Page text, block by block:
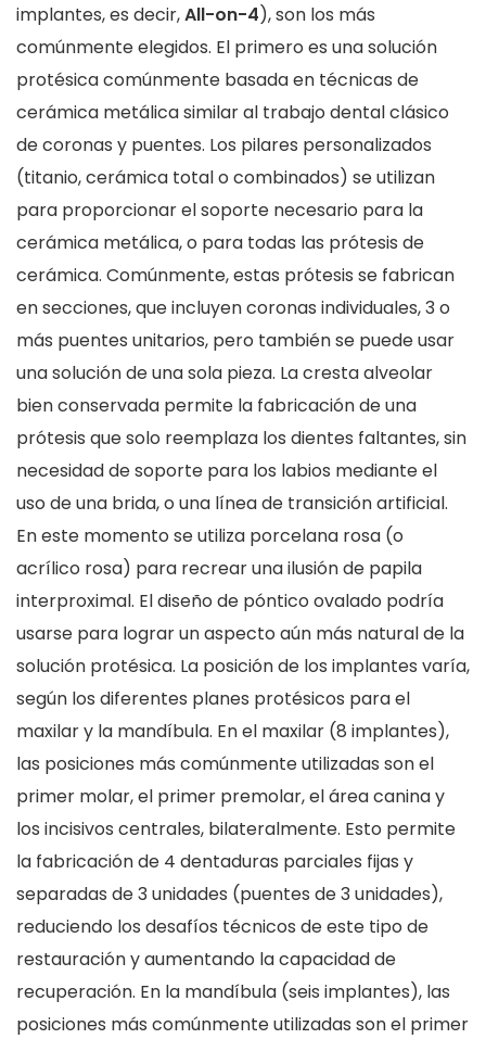
implantes, es decir,All-on-4), son los más
comúnmente elegidos. El primero es una solución
protésica comúnmente basada en técnicas de
cerámica metálica similar al trabajo dental clásico
de coronas y puentes. Los pilares personalizados
(titanio, cerámica total o combinados) se utilizan
para proporcionar el soporte necesario para la
cerámica metálica, o para todas las prótesis de
cerámica. Comúnmente, estas prótesis se fabrican
en secciones, que incluyen coronas individuales, 3 o
más puentes unitarios, pero también se puede usar
una solución de una sola pieza. La cresta alveolar
bien conservada permite la fabricación de una
prótesis que solo reemplaza los dientes faltantes, sin
necesidad de soporte para los labios mediante el
uso de una brida, o una línea de transición artificial.
En este momento se utiliza porcelana rosa (o
acrílico rosa) para recrear una ilusión de papila
interproximal. El diseño de póntico ovalado podría
usarse para lograr un aspecto aún más natural de la
solución protésica. La posición de los implantes varía,
según los diferentes planes protésicos para el
maxilar y la mandíbula. En el maxilar (8 implantes),
las posiciones más comúnmente utilizadas son el
primer molar, el primer premolar, el área canina y
los incisivos centrales, bilateralmente. Esto permite
la fabricación de 4 dentaduras parciales fijas y
separadas de 3 unidades (puentes de 3 unidades),
reduciendo los desafíos técnicos de este tipo de
restauración y aumentando la capacidad de
recuperación. En la mandíbula (seis implantes), las
posiciones más comúnmente utilizadas son el primer